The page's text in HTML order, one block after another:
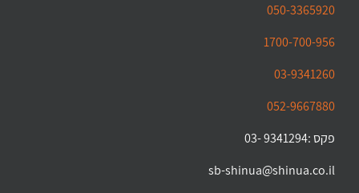
050-3365920
1700-700-956
03-9341260
052-9667880
פקס :9341294 -03
sb-shinua@shinua.co.il